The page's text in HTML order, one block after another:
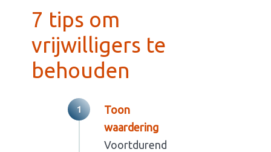
7 tips om
vrijwilligers te
behouden
Toon
waardering
Voortdurend